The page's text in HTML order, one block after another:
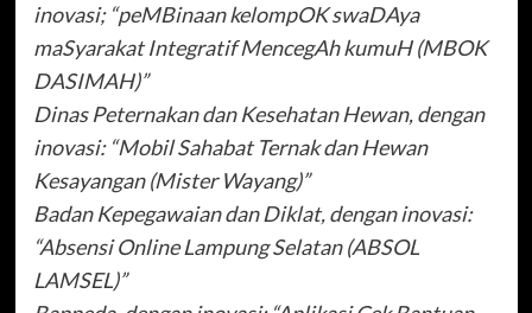
inovasi; “peMBinaan kelompOK swaDAya
maSyarakat Integratif MencegAh kumuH (MBOK
DASIMAH)”
Dinas Peternakan dan Kesehatan Hewan, dengan
inovasi: “Mobil Sahabat Ternak dan Hewan
Kesayangan (Mister Wayang)”
Badan Kepegawaian dan Diklat, dengan inovasi:
“Absensi Online Lampung Selatan (ABSOL
LAMSEL)”